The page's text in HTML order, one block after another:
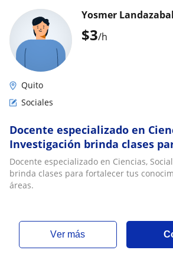
$3/h
Yosmer Landazabal
Quito
Sociales
Docente especializado en
Investigación brinda clases
tus conocimientos en estas
Docente especializado en Ciencias,
brinda clases para fortalecer tus
áreas.
ver más